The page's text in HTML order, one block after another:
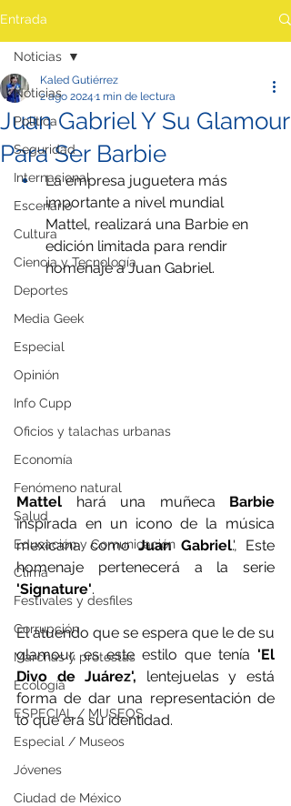
Entrada
Noticias
Política
Seguridad
Internacional
Escenario
Cultura
Ciencia y Tecnología
Deportes
Media Geek
Especial
Opinión
Info Cupp
Oficios y talachas urbanas
Economía
Fenómeno natural
Salud
Educación y Comunicación
Clima
Festivales y desfiles
Corrupción
Marchas y protestas
Ecología
ESPECIAL / MUSEOS
Especial / Museos
Jóvenes
Ciudad de México
Noticias
Juan Gabriel Y Su Glamour
Para Ser Barbie
Kaled Gutiérrez
2 ago 2024 1 min de lectura
La empresa juguetera más
importante a nivel mundial
Mattel, realizará una Barbie en
edición limitada para rendir
homenaje a Juan Gabriel.
Mattel hará una muñeca Barbie
inspirada en un icono de la música
mexicana como Juan Gabriel.', Este
homenaje pertenecerá a la serie
'Signature'.
El atuendo que se espera que le de su
glamour, es este estilo que tenía 'El
Divo de Juárez', lentejuelas y está
forma de dar una representación de
lo que era su identidad.